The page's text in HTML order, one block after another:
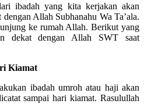
ibadah yang kita kerjakan akan
Allah Subhanahu Wa Ta’ala.
ke rumah Allah. Berikut yang
dekat dengan Allah SWT saat
Kiamat
ibadah umroh atau haji akan
sampai hari kiamat. Rasulullah